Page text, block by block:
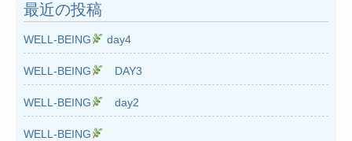
最近の投稿
WELL-BEING day4
WELL-BEING DAY3
WELL-BEING day2
WELL-BEING